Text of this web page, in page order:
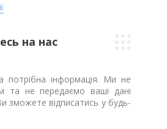
на нас
потрібна інформація. Ми не
та не передаємо ваші дані
зможете відписатись у будь-